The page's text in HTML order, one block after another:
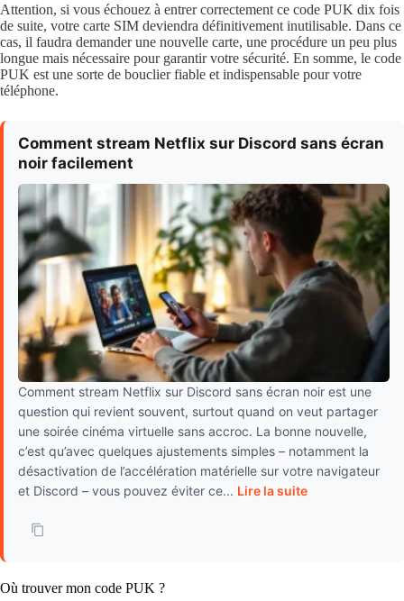
Attention, si vous échouez à entrer correctement ce code PUK dix fois
de suite, votre carte SIM deviendra définitivement inutilisable. Dans ce
cas, il faudra demander une nouvelle carte, une procédure un peu plus
longue mais nécessaire pour garantir votre sécurité. En somme, le code
PUK est une sorte de bouclier fiable et indispensable pour votre
téléphone.
Comment stream Netflix sur Discord sans écran
noir facilement
Comment stream Netflix sur Discord sans écran noir est une
question qui revient souvent, surtout quand on veut partager
une soirée cinéma virtuelle sans accroc. La bonne nouvelle,
c’est qu’avec quelques ajustements simples – notamment la
désactivation de l’accélération matérielle sur votre navigateur
et Discord – vous pouvez éviter ce... Lire la suite
Où trouver mon code PUK ?